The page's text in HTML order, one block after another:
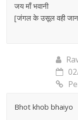
जय माँ भवानी
[जंगल के उसूल वही
Bhot khob bhaiyo